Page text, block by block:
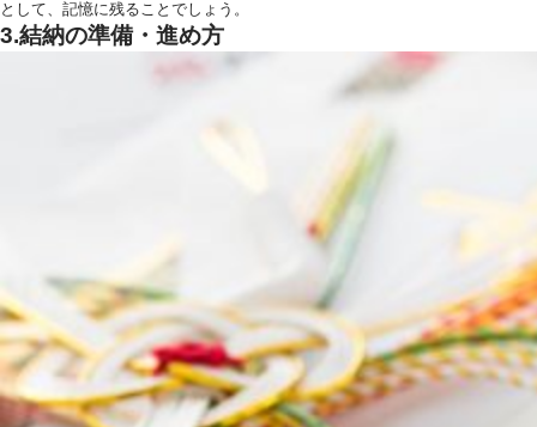
として、記憶に残ることでしょう。
3.結納の準備・進め方